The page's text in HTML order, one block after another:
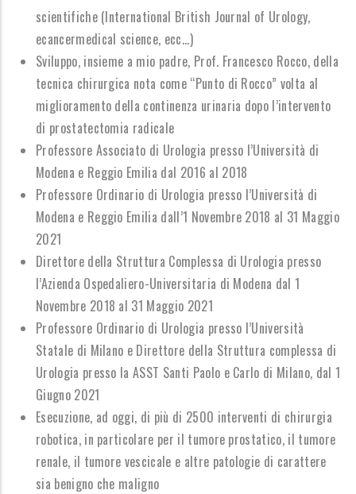
scientifiche (International British Journal of Urology,
ecancermedical science, ecc...)
Sviluppo, insieme a mio padre, Prof. Francesco Rocco, della
tecnica chirurgica nota come “Punto di Rocco” volta al
miglioramento della continenza urinaria dopo l’intervento
di prostatectomia radicale
Professore Associato di Urologia presso l’Università di
Modena e Reggio Emilia dal 2016 al 2018
Professore Ordinario di Urologia presso l’Università di
Modena e Reggio Emilia dall’1 Novembre 2018 al 31 Maggio
2021
Direttore della Struttura Complessa di Urologia presso
l’Azienda Ospedaliero-Universitaria di Modena dal 1
Novembre 2018 al 31 Maggio 2021
Professore Ordinario di Urologia presso l’Università
Statale di Milano e Direttore della Struttura complessa di
Urologia presso la ASST Santi Paolo e Carlo di Milano, dal 1
Giugno 2021
Esecuzione, ad oggi, di più di 2500 interventi di chirurgia
robotica, in particolare per il tumore prostatico, il tumore
renale, il tumore vescicale e altre patologie di carattere
sia benigno che maligno